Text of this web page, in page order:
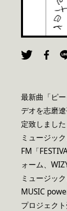
最新曲「ピ
デオを志磨
定致しました
ミュージッ
FM「
ォーム、
ミュージッ
MUSIC
プロジェク